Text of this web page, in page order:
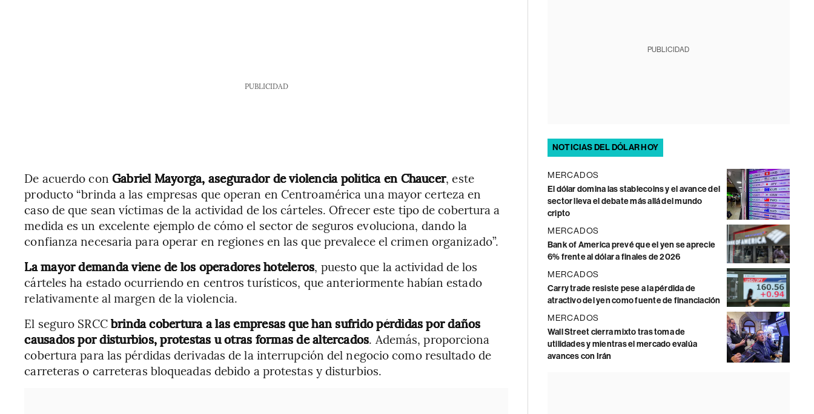
PUBLICIDAD
De acuerdo con Gabriel Mayorga, asegurador de violencia política en Chaucer, este
producto “brinda a las empresas que operan en Centroamérica una mayor certeza en
caso de que sean víctimas de la actividad de los cárteles. Ofrecer este tipo de cobertura a
medida es un excelente ejemplo de cómo el sector de seguros evoluciona, dando la
confianza necesaria para operar en regiones en las que prevalece el crimen organizado”.
La mayor demanda viene de los operadores hoteleros, puesto que la actividad de los
cárteles ha estado ocurriendo en centros turísticos, que anteriormente habían estado
relativamente al margen de la violencia.
El seguro SRCCbrinda cobertura a las empresas que han sufrido pérdidas por daños
causados por disturbios, protestas u otras formas de altercados. Además, proporciona
cobertura para las pérdidas derivadas de la interrupción del negocio como resultado de
carreteras o carreteras bloqueadas debido a protestas y disturbios.
PUBLICIDAD
NOTICIAS DEL DÓLAR HOY
MERCADOS
El dólar domina las stablecoins y el avance del
sector lleva el debate más allá del mundo
cripto
MERCADOS
Bank of America prevé que el yen se aprecie
6% frente al dólar a finales de 2026
MERCADOS
Carry trade resiste pese a la pérdida de
atractivo del yen como fuente de financiación
MERCADOS
Wall Street cierra mixto tras toma de
utilidades y mientras el mercado evalúa
avances con Irán